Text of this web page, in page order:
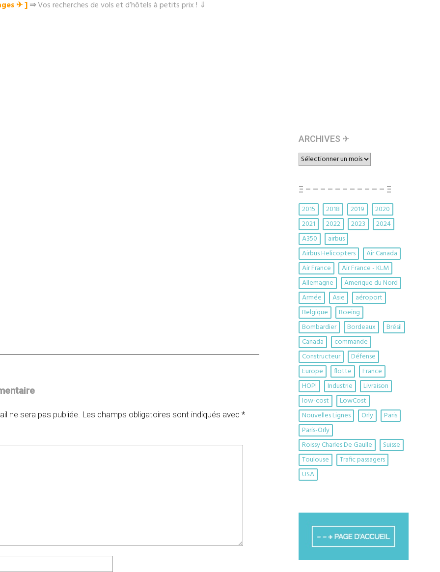
✈︎ ]⇒Vos recherches de vols et d’hôtels à petits prix ! ⇓
ne sera pas publiée. Les champs obligatoires sont indiqués avec *
ARCHIVES ✈︎
ARCHIVES
✈︎
Ξ – – – – – – – – – – – Ξ
2015 2018 2019
2020
2021
2022 2023
2024
A350
airbus
Airbus Helicopters
Air Canada
Air France
Air France - KLM
Allemagne
Amerique du Nord
Armée
Asie
aéroport
Belgique
Boeing
Bombardier
Bordeaux
Brésil
Canada
commande
Constructeur
Défense
Europe
flotte
France
HOP!
Industrie
Livraison
low-cost
LowCost
Nouvelles Lignes
Orly
Paris
Paris-Orly
Roissy Charles De Gaulle
Suisse
Toulouse
Trafic passagers
USA